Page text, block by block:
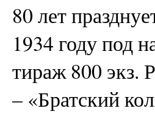
80 лет
1934 году под
тираж 800 экз.
– «Братский